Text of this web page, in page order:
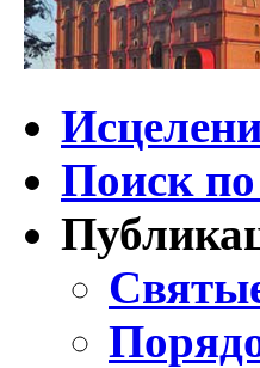
Поиск